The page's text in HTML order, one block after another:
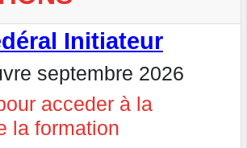
Initiateur
septembre 2026
acceder à la
la formation